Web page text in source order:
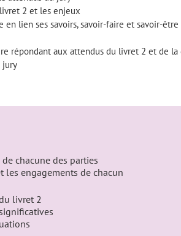
2 et les enjeux
en lien ses savoirs, savoir-faire et savoir-
répondant aux attendus du livret 2 et de la
jury
chacune des parties
les engagements de chacun
livret 2